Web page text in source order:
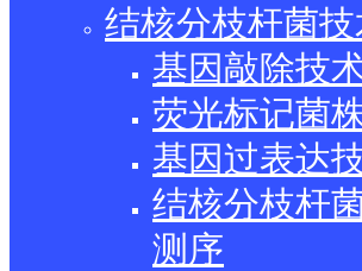
结核分枝杆菌
基因敲除技
荧光标记菌
基因过表达
结核分枝杆
测序